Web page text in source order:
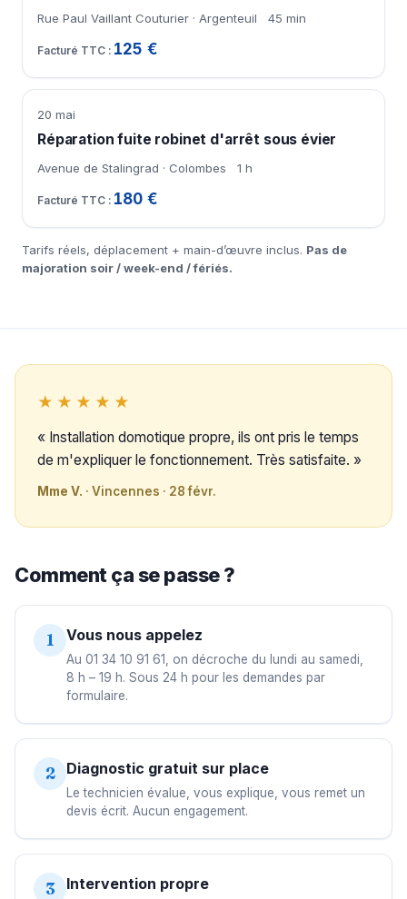
Rue Paul Vaillant Couturier · Argenteuil 45 min
125 €
20 mai
Réparation fuite robinet d'arrêt sous évier
Avenue de Stalingrad · Colombes 1 h
180 €
Tarifs réels, déplacement + main-d’œuvre inclus. Pas de
majoration soir / week-end / fériés.
★★★★★
« Installation domotique propre, ils ont pris le temps
de m'expliquer le fonctionnement. Très satisfaite. »
Mme V. · Vincennes · 28 févr.
Comment ça se passe ?
1 Vous nous appelez
Au 01 34 10 91 61, on décroche du lundi au samedi,
8 h – 19 h. Sous 24 h pour les demandes par
formulaire.
2 Diagnostic gratuit sur place
Le technicien évalue, vous explique, vous remet un
devis écrit. Aucun engagement.
3 Intervention propre